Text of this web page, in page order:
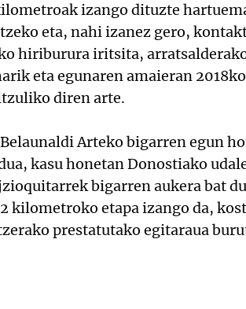
izango dituzte
eta, nahi izanez gero,
hiriburura iritsita,
eta egunaren amaieran
diren arte.
Arteko bigarren egun
kasu honetan Donostiako
bigarren aukera bat
kilometroko etapa izango da,
prestatutako egitaraua